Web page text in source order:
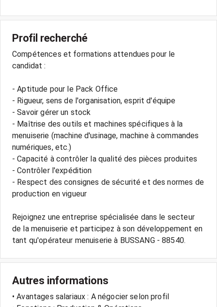
Profil recherché
Compétences et formations attendues pour le
candidat :
- Aptitude pour le Pack Office
- Rigueur, sens de l'organisation, esprit d'équipe
- Savoir gérer un stock
- Maîtrise des outils et machines spécifiques à la
menuiserie (machine d'usinage, machine à commandes
numériques, etc.)
- Capacité à contrôler la qualité des pièces produites
- Contrôler l'expédition
- Respect des consignes de sécurité et des normes de
production en vigueur
Rejoignez une entreprise spécialisée dans le secteur
de la menuiserie et participez à son développement en
Autres informations
• Avantages salariaux : A négocier selon profil